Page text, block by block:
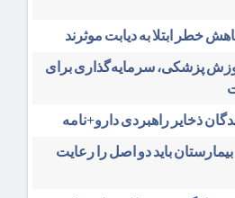
خطر ابتلا به دیابت موثرند
پزشکی، سرمایه‌گذاری برای
ذخایر راهبردی دارو+نامه
باید دو اصل را رعایت